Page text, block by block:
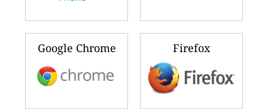
Google Chrome Firefox